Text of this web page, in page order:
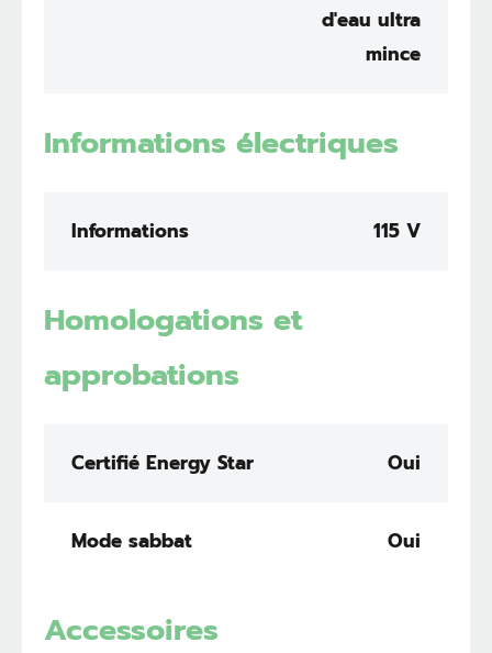
d'eau ultra
mince
Informations électriques
Informations 115 V
Homologations et
approbations
Certifié Energy Star Oui
Mode sabbat Oui
Accessoires